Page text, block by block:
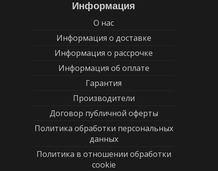
Информация
О нас
Информация о доставке
Информация о рассрочке
Информация об оплате
Гарантия
Производители
Договор публичной оферты
Политика обработки персональных
данных
Политика в отношении обработки
cookie